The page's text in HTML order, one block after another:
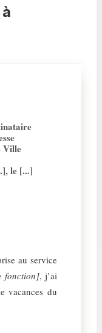
Ville
le [...]
au service
fonction], j’ai
vacances du